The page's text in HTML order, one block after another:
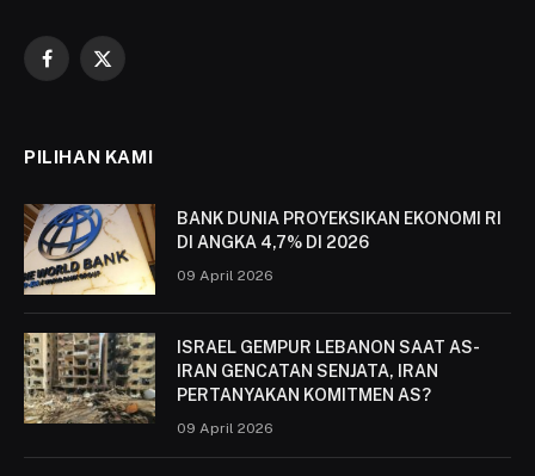
Facebook
X
PILIHAN KAMI
BANK DUNIA PROYEKSIKAN EKONOMI RI
DI ANGKA 4,7% DI 2026
09 April 2026
ISRAEL GEMPUR LEBANON SAAT AS-
IRAN GENCATAN SENJATA, IRAN
PERTANYAKAN KOMITMEN AS?
09 April 2026